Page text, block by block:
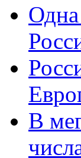
Одна
В